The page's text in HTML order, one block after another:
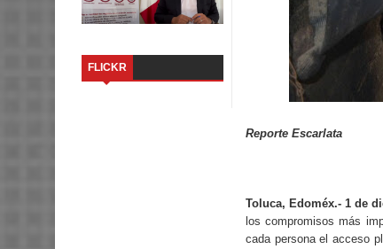
FLICKR
Reporte Escarlata
Toluca, Edoméx.- 1 de
los compromisos más
cada persona el acceso